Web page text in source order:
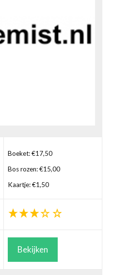
Boeket: €17,50
Bos rozen: €15,00
Kaartje: €1,50
Bekijken